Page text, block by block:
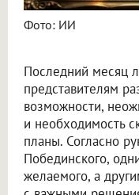
Фото: ИИ
Последний месяц
представителям
возможности,
и необходимость
планы. Согласно
Побединского,
желаемого, а